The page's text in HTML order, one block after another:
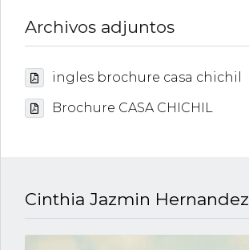
Archivos adjuntos
ingles brochure casa chichil
Brochure CASA CHICHIL
Cinthia Jazmin Hernandez